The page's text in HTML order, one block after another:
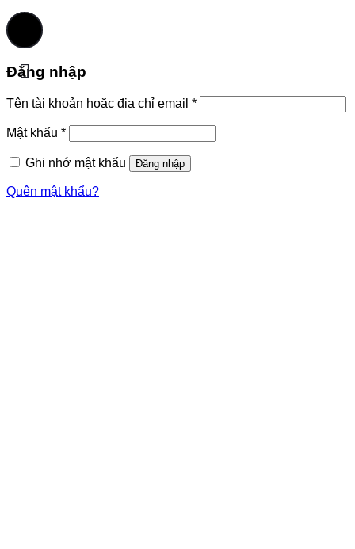
Đăng nhập
Tên tài khoản hoặc địa chỉ email *
Mật khẩu *
Ghi nhớ mật khẩu Đăng nhập
Quên mật khẩu?